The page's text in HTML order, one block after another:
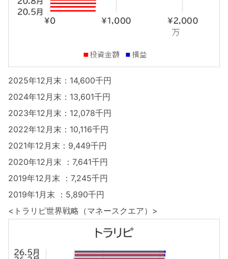
2025年12月末：14,600千円
2024年12月末：13,601千円
2023年12月末：12,078千円
2022年12月末：10,116千円
2021年12月末：9,449千円
2020年12月末 ：7,641千円
2019年12月末 ：7,245千円
2019年1月末 ：5,890千円
<トラリピ世界戦略（マネースクエア）>